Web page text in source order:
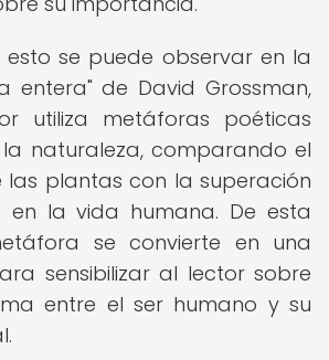
esto se puede observar en la
entera" de David Grossman,
utiliza metáforas poéticas
naturaleza, comparando el
las plantas con la superación
en la vida humana. De esta
se convierte en una
sensibilizar al lector sobre
entre el ser humano y su